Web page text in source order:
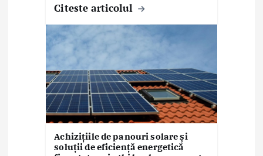
Citeste articolul
Achizițiile de panouri solare și
soluții de eficiență energetică